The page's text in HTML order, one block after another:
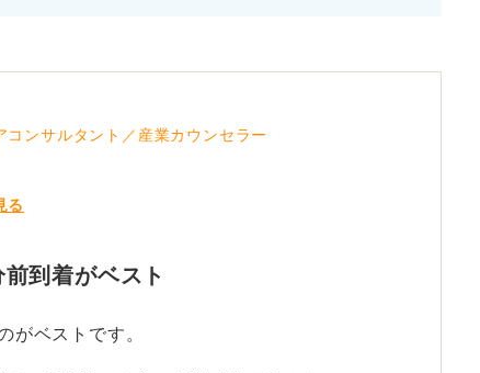
コンサルタント／産業カウンセラー
る
到着がベスト
がベストです。